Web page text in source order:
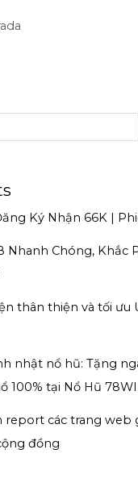
Ký Nhận 66K |
Nhanh Chóng, Khắc
thân thiện và tối ưu
nhật nổ hũ: Tặng
100% tại Nổ Hũ
report các trang web
đồng